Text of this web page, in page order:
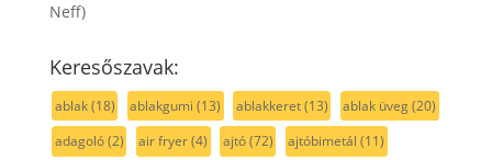
Neff)
Keresőszavak:
ablak(18) ablakgumi (13) ablakkeret(13) ablak üveg(20)
adagoló(2) air fryer(4) ajtó(72) ajtóbimetál (11)